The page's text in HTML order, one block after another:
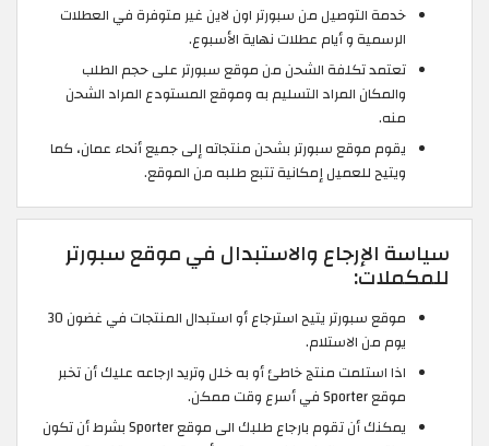
خدمة التوصيل من سبورتر اون لاين غير متوفرة في العطلات
الرسمية و أيام عطلات نهاية الأسبوع.
تعتمد تكلفة الشحن من موقع سبورتر على حجم الطلب
والمكان المراد التسليم به وموقع المستودع المراد الشحن
منه.
يقوم موقع سبورتر بشحن منتجاته إلى جميع أنحاء عمان، كما
ويتيح للعميل إمكانية تتبع طلبه من الموقع.
سياسة الإرجاع والاستبدال في موقع سبورتر
للمكملات:
موقع سبورتر يتيح استرجاع أو استبدال المنتجات في غضون 30
يوم من الاستلام.
اذا استلمت منتج خاطئ أو به خلل وتريد ارجاعه عليك أن تخبر
موقع Sporter في أسرع وقت ممكن.
يمكنك أن تقوم بارجاع طلبك الى موقع Sporter بشرط أن تكون